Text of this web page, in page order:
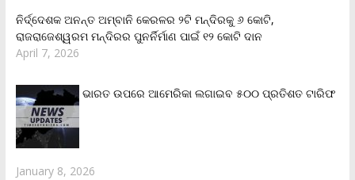
ନିର୍ଦ୍ଦେଶକ ଅନନ୍ତ ଅମ୍ବାନି କେରଳର ୨ଟି ମନ୍ଦିରକୁ ୬ କୋଟି,
ରାଜରାଜେଶ୍ୱରମ ମନ୍ଦିରର ପୁନର୍ନିର୍ମାଣ ପାଇଁ ୧୨ କୋଟି ଦାନ
April 7, 2026
ଭାରତ ଉପରେ ଆମେରିକା ଲଗାଇବ ୫୦୦ ପ୍ରତିଶତ ଟାରିଫ
January 8, 2026